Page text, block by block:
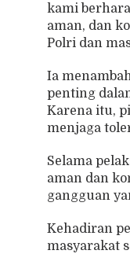
kami
aman, dan
Polri dan
Ia
penting
Karena itu,
menjaga
Selama
aman dan
gangguan
Kehadiran
masyarakat